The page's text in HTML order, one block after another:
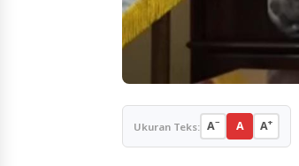
Ukuran Teks: A− A A+